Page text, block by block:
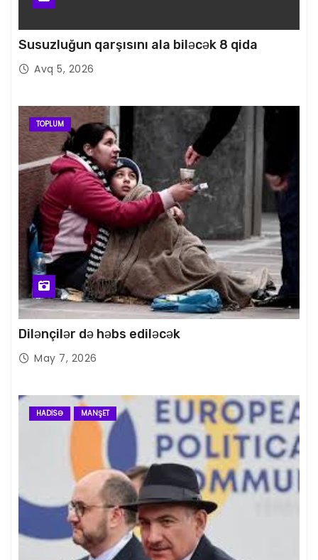
Susuzluğun qarşısını ala biləcək 8 qida
Avq 5, 2026
TOPLUM
Dilənçilər də həbs ediləcək
May 7, 2026
HADISƏ MANŞET